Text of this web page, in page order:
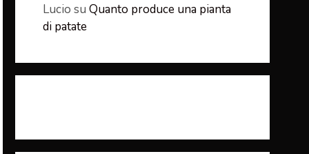
Lucio su Quanto produce una pianta
di patate